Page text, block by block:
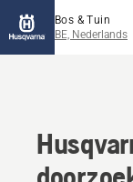
Bos & Tuin
BE, Nederlands